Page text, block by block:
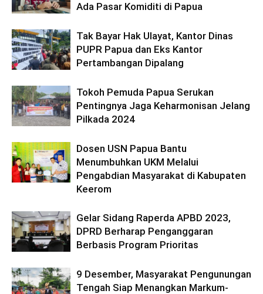
Ada Pasar Komiditi di Papua
Tak Bayar Hak Ulayat, Kantor Dinas
PUPR Papua dan Eks Kantor
Pertambangan Dipalang
Tokoh Pemuda Papua Serukan
Pentingnya Jaga Keharmonisan Jelang
Pilkada 2024
Dosen USN Papua Bantu
Menumbuhkan UKM Melalui
Pengabdian Masyarakat di Kabupaten
Keerom
Gelar Sidang Raperda APBD 2023,
DPRD Berharap Penganggaran
Berbasis Program Prioritas
9 Desember, Masyarakat Pengunungan
Tengah Siap Menangkan Markum-